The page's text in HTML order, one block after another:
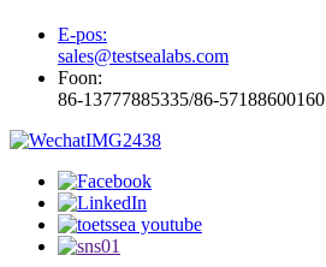
E-pos:
sales@testsealabs.com
Foon:
86-13777885335/86-57188600160